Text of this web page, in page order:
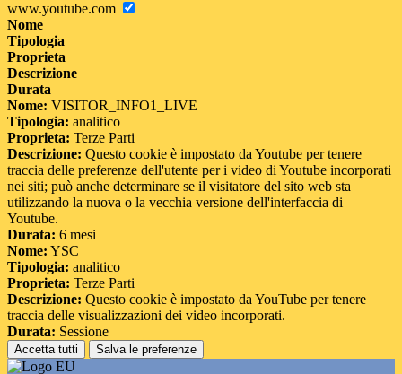
www.youtube.com
Nome
Tipologia
Proprieta
Descrizione
Durata
Nome: VISITOR_INFO1_LIVE
Tipologia: analitico
Proprieta: Terze Parti
Descrizione: Questo cookie è impostato da Youtube per tenere
traccia delle preferenze dell'utente per i video di Youtube incorporati
nei siti; può anche determinare se il visitatore del sito web sta
utilizzando la nuova o la vecchia versione dell'interfaccia di
Youtube.
Durata: 6 mesi
Nome: YSC
Tipologia: analitico
Proprieta: Terze Parti
Descrizione: Questo cookie è impostato da YouTube per tenere
traccia delle visualizzazioni dei video incorporati.
Durata: Sessione
Accetta tutti Salva le preferenze